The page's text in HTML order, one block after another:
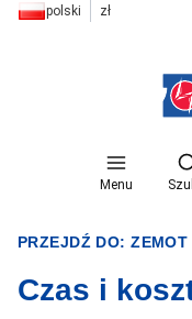
polski zł
Menu
PRZEJDŹ DO:ZEMOT
Czas i